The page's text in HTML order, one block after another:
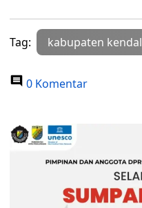
Tag: kabupaten kendal
0 Komentar